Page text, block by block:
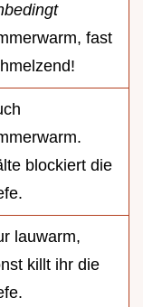
fast
blockiert die
lauwarm,
killt ihr die